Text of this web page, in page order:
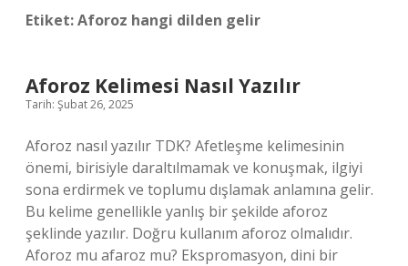
Etiket:Aforoz hangi dilden gelir
Aforoz Kelimesi Nasıl Yazılır
Tarih: Şubat 26, 2025
Aforoz nasıl yazılır TDK? Afetleşme kelimesinin
önemi, birisiyle daraltılmamak ve konuşmak, ilgiyi
sona erdirmek ve toplumu dışlamak anlamına gelir.
Bu kelime genellikle yanlış bir şekilde aforoz
şeklinde yazılır. Doğru kullanım aforoz olmalıdır.
Aforoz mu afaroz mu? Ekspromasyon, dini bir